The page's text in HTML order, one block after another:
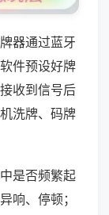
器通过蓝牙
件预设好牌
收到信号后
洗牌、码牌
是否频繁起
响、停顿；